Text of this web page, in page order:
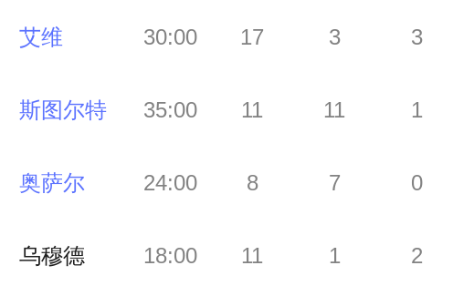
艾维
斯图尔特
奥萨尔
乌穆德
30:00
35:00
24:00
18:00
17
11
8
11
3
11
7
1
3
1
0
2